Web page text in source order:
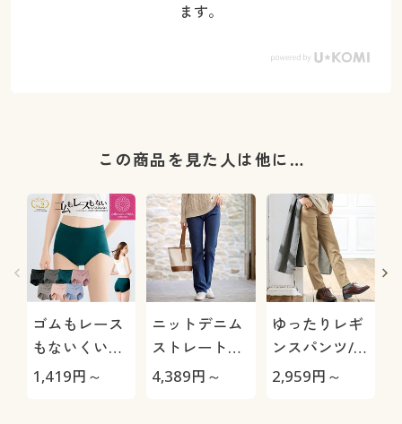
ます。
この商品を見た人は他に…
ゴムもレース
もないくい込
みにくいショ
1,419円～
ニットデニム
ストレートパ
ンツ(スマート
4,389円～
ゆったりレギ
ンスパンツ/細
見えが叶うら
2,959円～